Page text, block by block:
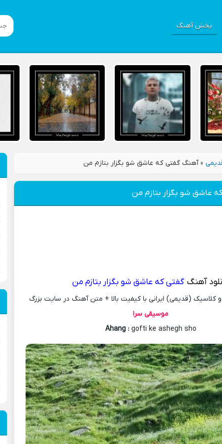
پخش آهنگ
»آهنگ گفتی که عاشق شو بگزار بتازم من
عاشق شو بگزار بتازم من
آهنگ گفتی که عاشق شو بگزار بتازم من
(قدیمی) ایرانی با کیفیت بالا + متن آهنگ در سایت بزرگ
موسیقی سرا
Ahang :gofti ke ashegh sho